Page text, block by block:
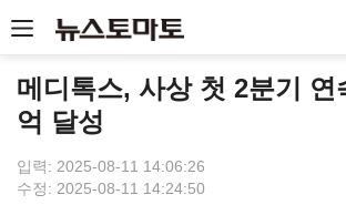
메디톡스, 사상 첫 2분기 연
억 달성
입력: 2025-08-11 14:06:26
수정: 2025-08-11 14:24:50